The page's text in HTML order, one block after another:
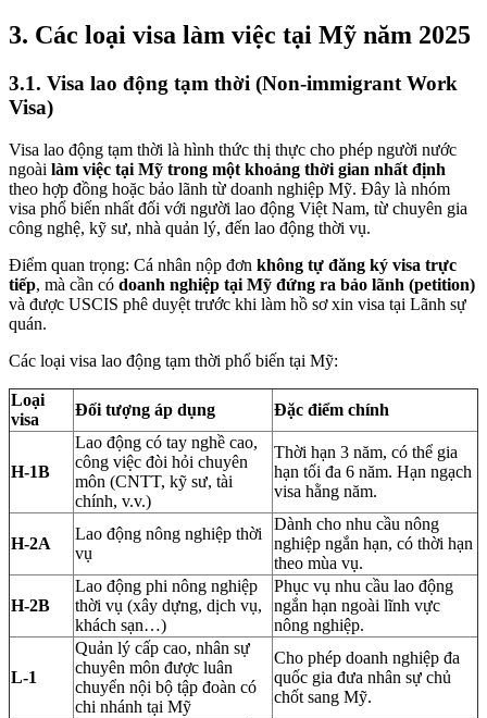
3. Các loại visa làm việc tại Mỹ năm 2025
3.1. Visa lao động tạm thời (Non-immigrant Work
Visa)
Visa lao động tạm thời là hình thức thị thực cho phép người nước
ngoài làm việc tại Mỹ trong một khoảng thời gian nhất định
theo hợp đồng hoặc bảo lãnh từ doanh nghiệp Mỹ. Đây là nhóm
visa phổ biến nhất đối với người lao động Việt Nam, từ chuyên gia
công nghệ, kỹ sư, nhà quản lý, đến lao động thời vụ.
Điểm quan trọng: Cá nhân nộp đơn không tự đăng ký visa trực
tiếp, mà cần có doanh nghiệp tại Mỹ đứng ra bảo lãnh (petition)
và được USCIS phê duyệt trước khi làm hồ sơ xin visa tại Lãnh sự
quán.
Các loại visa lao động tạm thời phổ biến tại Mỹ:
Loại
visa
Đối tượng áp dụng Đặc điểm chính
H-1B
Lao động có tay nghề cao,
công việc đòi hỏi chuyên
môn (CNTT, kỹ sư, tài
chính, v.v.)
Thời hạn 3 năm, có thể gia
hạn tối đa 6 năm. Hạn ngạch
visa hằng năm.
H-2A
Lao động nông nghiệp thời
vụ
Dành cho nhu cầu nông
nghiệp ngắn hạn, có thời hạn
theo mùa vụ.
H-2B
Lao động phi nông nghiệp
thời vụ (xây dựng, dịch vụ,
khách sạn…)
Phục vụ nhu cầu lao động
ngắn hạn ngoài lĩnh vực
nông nghiệp.
L-1
Quản lý cấp cao, nhân sự
chuyên môn được luân
chuyển nội bộ tập đoàn có
chi nhánh tại Mỹ
Cho phép doanh nghiệp đa
quốc gia đưa nhân sự chủ
chốt sang Mỹ.